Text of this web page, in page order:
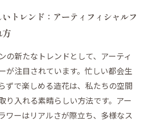
トレンド：アーティフィシャルフ
方
の新たなトレンドとして、アーティ
が注目されています。忙しい都会生
ずで楽しめる造花は、私たちの空間
り入れる素晴らしい方法です。アー
ワーはリアルさが際立ち、多様なス